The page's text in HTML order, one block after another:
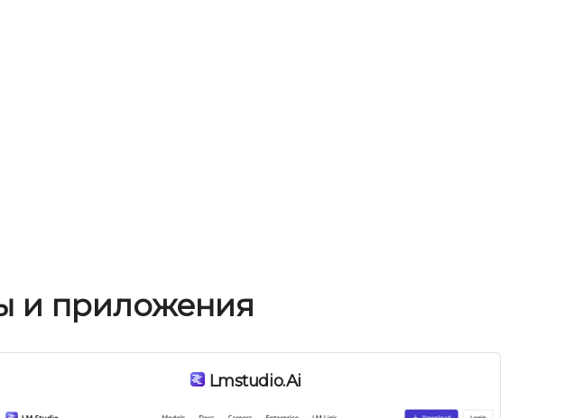
и приложения
Lmstudio.ai